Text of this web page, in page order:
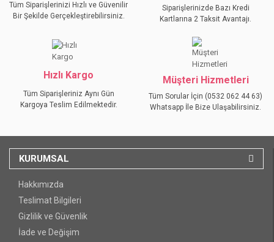
Tüm Siparişlerinizi Hızlı ve Güvenilir
Bir Şekilde Gerçekleştirebilirsiniz.
Siparişlerinizde Bazı Kredi
Kartlarına 2 Taksit Avantajı.
Hızlı Kargo
Tüm Siparişleriniz Aynı Gün
Kargoya Teslim Edilmektedir.
Müşteri Hizmetleri
Tüm Sorular İçin (0532 062 44 63)
Whatsapp İle Bize Ulaşabilirsiniz.
KURUMSAL
Hakkımızda
Teslimat Bilgileri
Gizlilik ve Güvenlik
İade ve Değişim